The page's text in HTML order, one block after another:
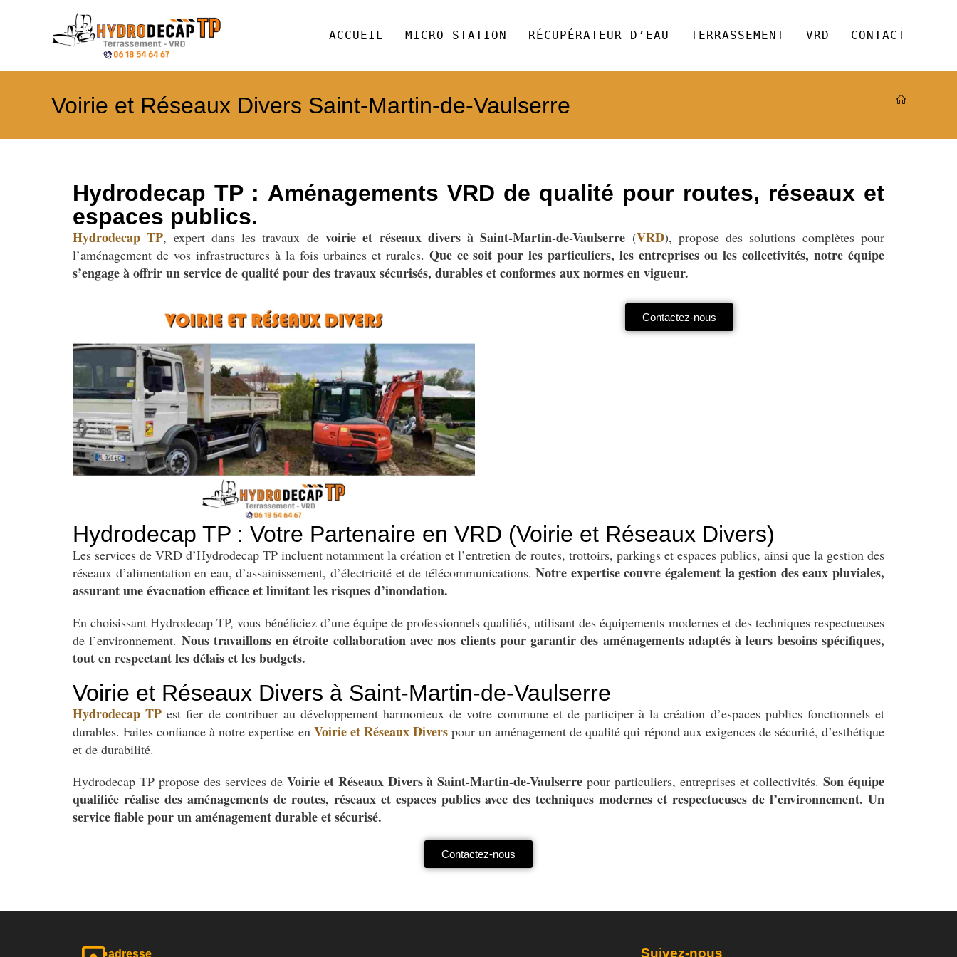
ACCUEIL MICRO STATION RÉCUPÉRATEUR D’EAU TERRASSEMENT VRD CONTACT
Voirie et Réseaux Divers Saint-Martin-de-Vaulserre
Hydrodecap TP : Aménagements VRD de qualité pour routes, réseaux et
espaces publics.
Hydrodecap TP, expert dans les travaux de voirie et réseaux divers à Saint-Martin-de-Vaulserre (VRD), propose des solutions complètes pour
l’aménagement de vos infrastructures à la fois urbaines et rurales. Que ce soit pour les particuliers, les entreprises ou les collectivités, notre équipe
s’engage à offrir un service de qualité pour des travaux sécurisés, durables et conformes aux normes en vigueur.
Contactez-nous
Hydrodecap TP : Votre Partenaire en VRD (Voirie et Réseaux Divers)
Les services de VRD d’Hydrodecap TP incluent notamment la création et l’entretien de routes, trottoirs, parkings et espaces publics, ainsi que la gestion des
réseaux d’alimentation en eau, d’assainissement, d’électricité et de télécommunications.Notre expertise couvre également la gestion des eaux pluviales,
assurant une évacuation efficace et limitant les risques d’inondation.
En choisissant Hydrodecap TP, vous bénéficiez d’une équipe de professionnels qualifiés, utilisant des équipements modernes et des techniques respectueuses
de l’environnement. Nous travaillons en étroite collaboration avec nos clients pour garantir des aménagements adaptés à leurs besoins spécifiques,
tout en respectant les délais et les budgets.
Voirie et Réseaux Divers à Saint-Martin-de-Vaulserre
Hydrodecap TP est fier de contribuer au développement harmonieux de votre commune et de participer à la création d’espaces publics fonctionnels et
durables. Faites confiance à notre expertise en Voirie et Réseaux Diverspour un aménagement de qualité qui répond aux exigences de sécurité, d’esthétique
et de durabilité.
Hydrodecap TP propose des services de Voirie et Réseaux Divers à Saint-Martin-de-Vaulserre pour particuliers, entreprises et collectivités.Son équipe
qualifiée réalise des aménagements de routes, réseaux et espaces publics avec des techniques modernes et respectueuses de l’environnement. Un
service fiable pour un aménagement durable et sécurisé.
Contactez-nous
adresse Suivez-nous